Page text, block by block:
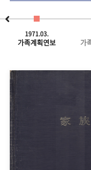
1971.03.
가족계획연보 가